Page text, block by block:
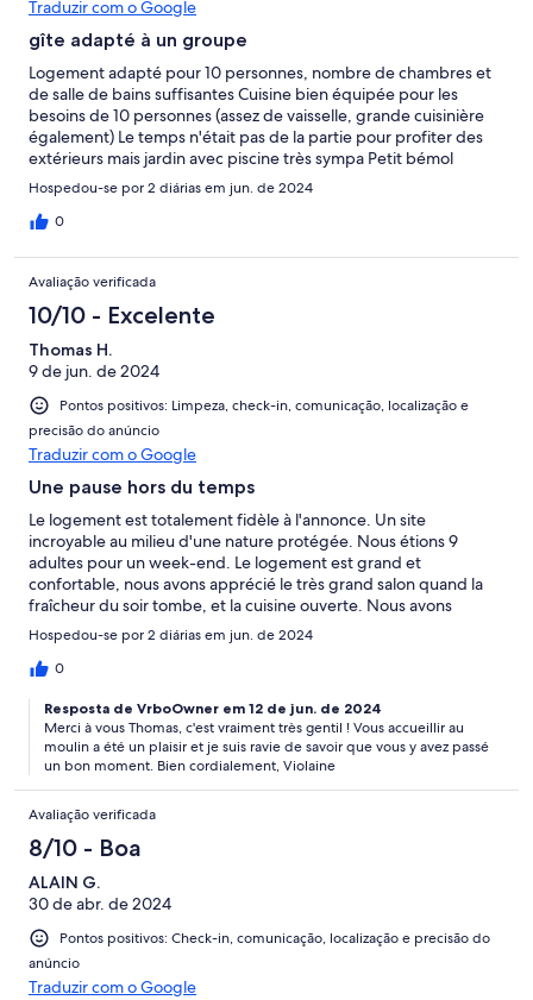
Traduzir com o Google
gîte adapté à un groupe
Logement adapté pour 10 personnes, nombre de chambres et
de salle de bains suffisantes Cuisine bien équipée pour les
besoins de 10 personnes (assez de vaisselle, grande cuisinière
également) Le temps n'était pas de la partie pour profiter des
extérieurs mais jardin avec piscine très sympa Petit bémol
concernant la propreté dans certains endroits de la maison, et la
remontée d'odeur désagréables surtout à l'étage
Hospedou-se por 2 diárias em jun. de 2024
0
Avaliação verificada
10/10 - Excelente
Thomas H.
9 de jun. de 2024
Pontos positivos: Limpeza, check-in, comunicação, localização e
precisão do anúncio
Traduzir com o Google
Une pause hors du temps
Le logement est totalement fidèle à l'annonce. Un site
incroyable au milieu d'une nature protégée. Nous étions 9
adultes pour un week-end. Le logement est grand et
confortable, nous avons apprécié le très grand salon quand la
fraîcheur du soir tombe, et la cuisine ouverte. Nous avons
bénéficié d'une météo estivale qui nous a permis de profiter
des différents espaces extérieurs, autour de la piscine, sur la
terrasse, sous le préau pour manger à côté du barbecue. L'accès
d'un week-end où on oublie le temps et on se laisse bercer par
le bruit mélodieux de la rivière. Merci à Violaine pour son
accueil, son énergie et son sourire, un contact facile, simple et
efficace.
Hospedou-se por 2 diárias em jun. de 2024
0
Resposta de VrboOwner em 12 de jun. de 2024
Merci à vous Thomas, c'est vraiment très gentil ! Vous accueillir au
moulin a été un plaisir et je suis ravie de savoir que vous y avez passé
un bon moment. Bien cordialement, Violaine
Avaliação verificada
8/10 - Boa
ALAIN G.
30 de abr. de 2024
Pontos positivos: Check-in, comunicação, localização e precisão do
anúncio
Traduzir com o Google